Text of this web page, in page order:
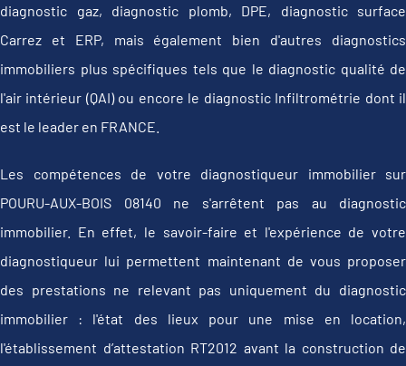
diagnostic gaz, diagnostic plomb, DPE, diagnostic surface
Carrez et ERP, mais également bien d'autres diagnostics
immobiliers plus spécifiques tels que le diagnostic qualité de
l'air intérieur (QAI) ou encore le diagnostic Infiltrométrie dont il
est le leader en FRANCE.
Les compétences de votre diagnostiqueur immobilier sur
POURU-AUX-BOIS 08140 ne s'arrêtent pas au diagnostic
immobilier. En effet, le savoir-faire et l'expérience de votre
diagnostiqueur lui permettent maintenant de vous proposer
des prestations ne relevant pas uniquement du diagnostic
immobilier : l'état des lieux pour une mise en location,
l'établissement d’attestation RT2012 avant la construction de